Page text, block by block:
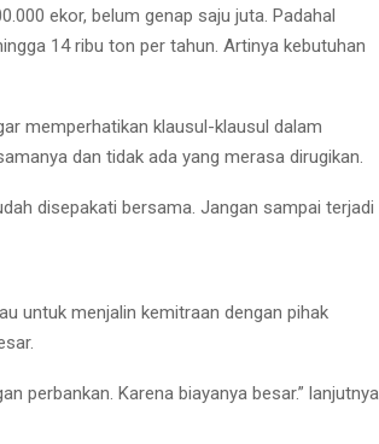
ekor, belum genap saju juta. Padahal
14 ribu ton per tahun. Artinya kebutuhan
memperhatikan klausul-klausul dalam
dan tidak ada yang merasa dirugikan.
disepakati bersama. Jangan sampai terjadi
aula DKPP Kab. Madiun.
untuk menjalin kemitraan dengan pihak
perbankan. Karena biayanya besar.” lanjutnya